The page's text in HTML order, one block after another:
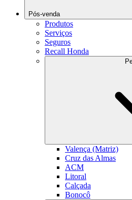
Pós-venda
Produtos
Serviços
Seguros
Recall Honda
Valença (Matriz)
Cruz das Almas
ACM
Litoral
Calçada
Bonocô